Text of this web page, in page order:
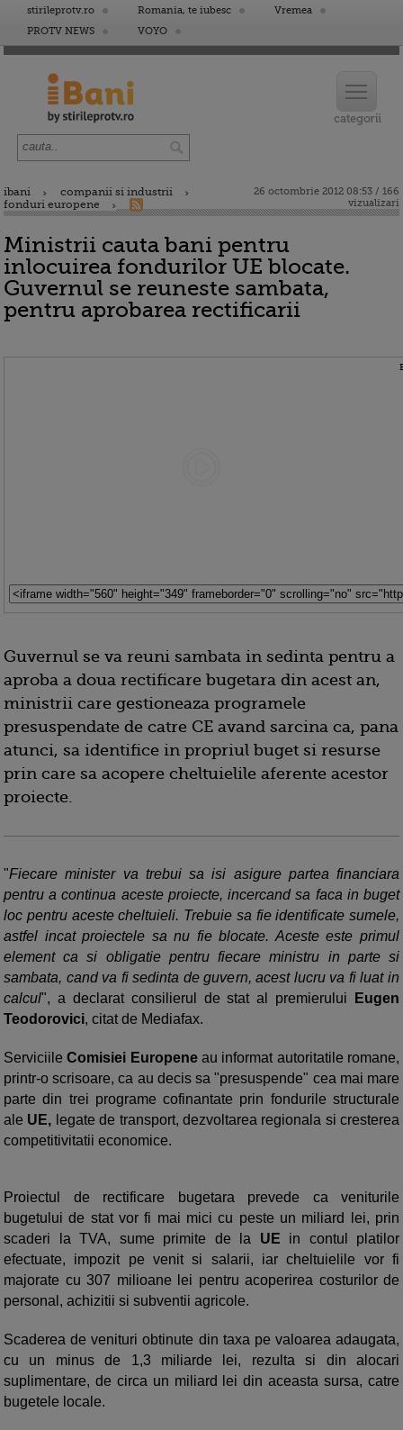
stirileprotv.ro Romania, te iubesc
Vremea
PROTV NEWS
VOYO
ibani
companii si industrii
fonduri europene
26 octombrie 2012 08:53 / 166
vizualizari
Ministrii cauta bani pentru
inlocuirea fondurilor UE blocate.
Guvernul se reuneste sambata,
pentru aprobarea rectificarii
Guvernul se va reuni sambata in sedinta pentru a
aproba a doua rectificare bugetara din acest an,
ministrii care gestioneaza programele
presuspendate de catre CE avand sarcina ca, pana
atunci, sa identifice in propriul buget si resurse
prin care sa acopere cheltuielile aferente acestor
proiecte.
"Fiecare minister va trebui sa isi asigure partea financiara
pentru a continua aceste proiecte, incercand sa faca in buget
loc pentru aceste cheltuieli. Trebuie sa fie identificate sumele,
astfel incat proiectele sa nu fie blocate. Aceste este primul
element ca si obligatie pentru fiecare ministru in parte si
sambata, cand va fi sedinta de guvern, acest lucru va fi luat in
calcul", a declarat consilierul de stat al premierului
Eugen
Teodorovici, citat de Mediafax.
ServiciileComisiei Europeneau informat autoritatile romane,
printr-o scrisoare, ca au decis sa "presuspende" cea mai mare
parte din trei programe cofinantate prin fondurile structurale
ale UE, legate de transport, dezvoltarea regionala si cresterea
competitivitatii economice.
Proiectul de rectificare bugetara prevede ca veniturile
bugetului de stat vor fi mai mici cu peste un miliard lei, prin
scaderi la TVA, sume primite de la UE in contul platilor
efectuate, impozit pe venit si salarii, iar cheltuielile vor fi
majorate cu 307 milioane lei pentru acoperirea costurilor de
personal, achizitii si subventii agricole.
Scaderea de venituri obtinute din taxa pe valoarea adaugata,
cu un minus de 1,3 miliarde lei, rezulta si din alocari
suplimentare, de circa un miliard lei din aceasta sursa, catre
bugetele locale.